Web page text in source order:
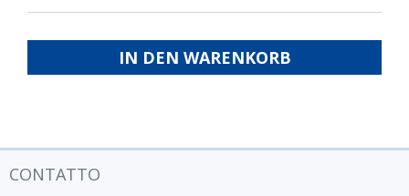
di
fabbrica
IN DEN WARENKORB
CONTATTO